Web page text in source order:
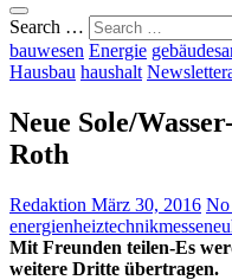
Search …
bauwesen Energie
Hausbau haushalt
Neue Sole/
Roth
Redaktion März 30, 2016 No
energienheiztechnik
Mit Freunden teilen-Es
weitere Dritte übertragen.